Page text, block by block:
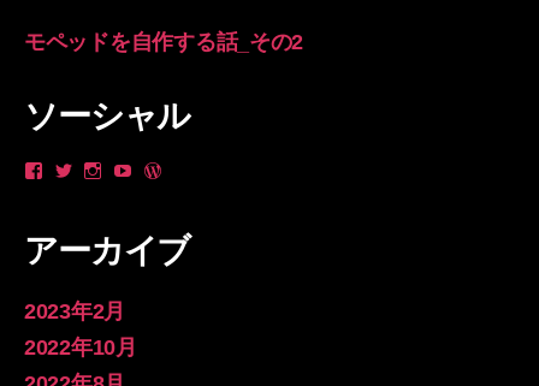
モペッドを自作する話_その2
ソーシャル
や
さ
プ
ロ
フ
ー
_yanzo
プ
ィ
ー
ル
を
Twitter
longsleevespring
プ
ロ
ィ
ー
ル
を
Instagram
yan
の
プ
ー
ル
longsleevespring
プ
ロ
アーカイブ
2023年2月
2022年10月